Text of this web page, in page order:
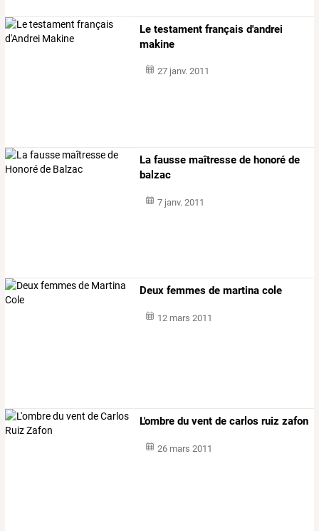
Le testament français d'andrei
makine
27 janv. 2011
La fausse maîtresse de honoré de
balzac
7 janv. 2011
Deux femmes de martina cole
12 mars 2011
L'ombre du vent de carlos ruiz zafon
26 mars 2011